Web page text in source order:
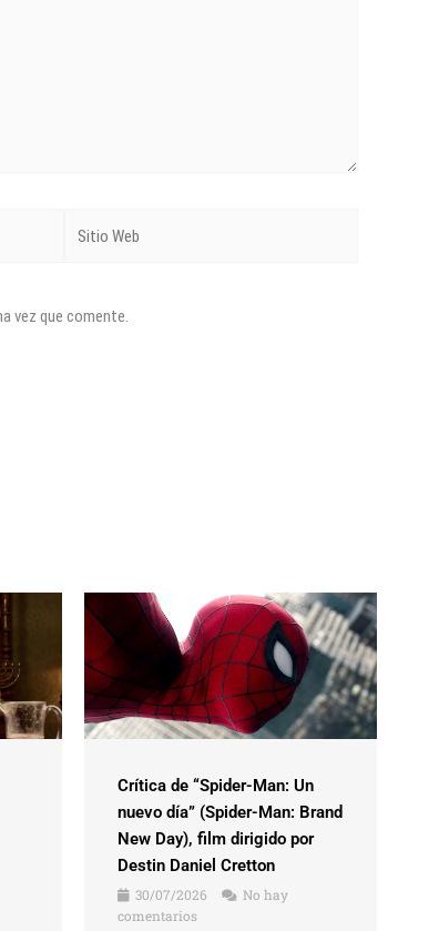
Web
vez que comente.
Crítica de “Spider-Man: Un
nuevo día” (Spider-Man: Brand
New Day), film dirigido por
Destin Daniel Cretton
30/07/2026
No hay
comentarios